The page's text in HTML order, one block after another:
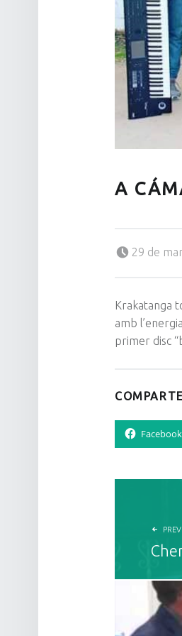
A
29 de
Krakatanga
amb
primer disc
Facebook
NAVEGACIÓ